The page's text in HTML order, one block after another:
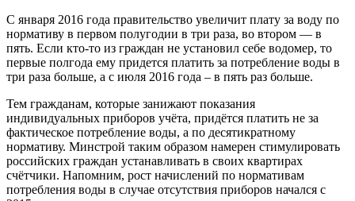
С января 2016 года правительство увеличит плату за воду по
нормативу в первом полугодии в три раза, во втором — в
пять. Если кто-то из граждан не установил себе водомер, то
первые полгода ему придется платить за потребление воды в
три раза больше, а с июля 2016 года – в пять раз больше.
Тем гражданам, которые занижают показания
индивидуальных приборов учёта, придётся платить не за
фактическое потребление воды, а по десятикратному
нормативу. Минстрой таким образом намерен стимулировать
российских граждан устанавливать в своих квартирах
счётчики. Напомним, рост начислений по нормативам
потребления воды в случае отсутствия приборов начался с